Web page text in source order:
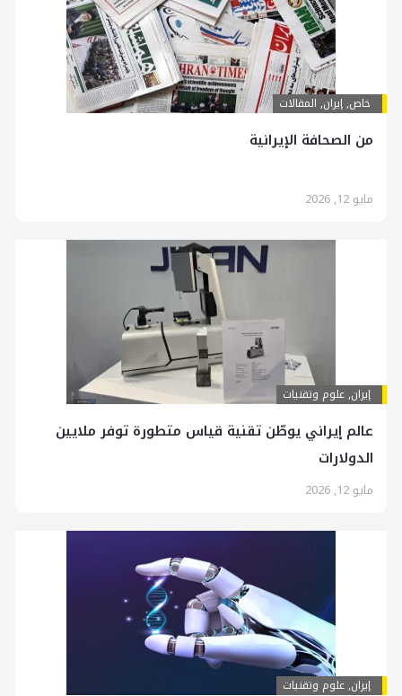
خاص,إيران, المقالات
من الصحافة الإيرانية
مايو 12, 2026
إيران,علوم وتقنيات
عالم إيراني يوطّن تقنية قياس متطورة توفر ملايين
الدولارات
مايو 12, 2026
إيران,علوم وتقنيات